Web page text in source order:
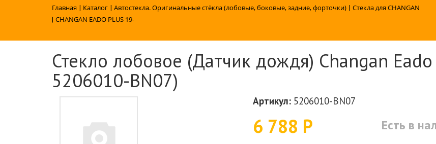
Главная | Каталог | Автостекла. Оригинальные стёкла (лобовые, боковые, задние, форточки) | Стекла для CHANGAN
| CHANGAN EADO PLUS 19-
Стекло лобовое (Датчик дождя) Changan Eado
5206010-BN07)
Артикул: 5206010-BN07
6 788 Р Есть в